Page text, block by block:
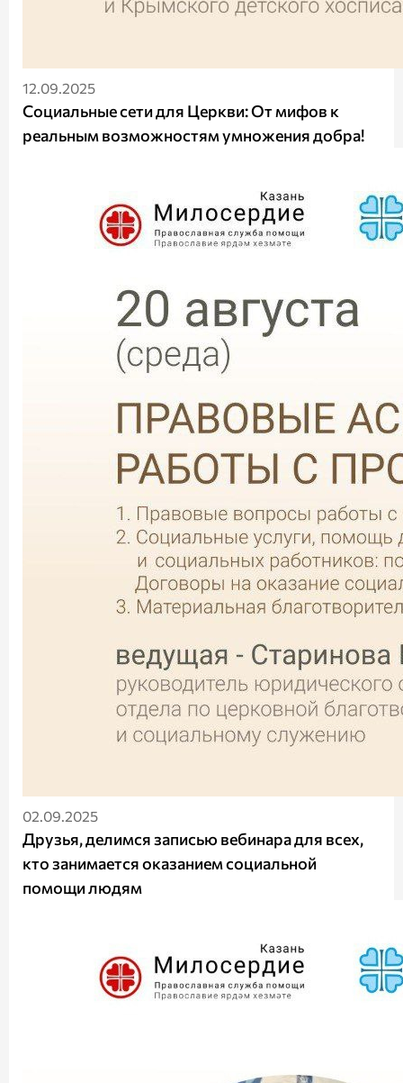
12.09.2025
Социальные сети для Церкви: От мифов к
реальным возможностям умножения добра!
02.09.2025
Друзья, делимся записью вебинара для всех,
кто занимается оказанием социальной
помощи людям